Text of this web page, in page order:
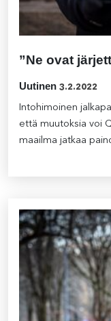
”Ne ovat
Uutinen 3.2.2022
Intohimoinen
että muutoksia voi
maailma jatkaa